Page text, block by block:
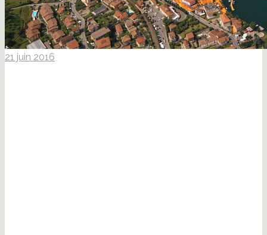
21 juin 2016